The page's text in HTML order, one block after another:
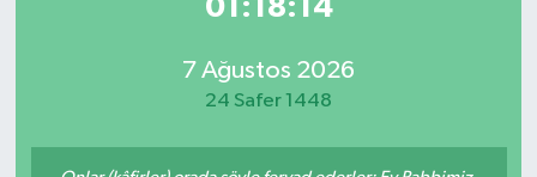
01:18:14
7 Ağustos 2026
24 Safer 1448
KÜLTÜR SANAT
MAGAZİN